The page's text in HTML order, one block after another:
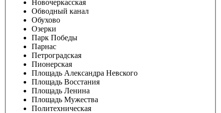
Новочеркасская
Обводный канал
Обухово
Озерки
Парк Победы
Парнас
Петроградская
Пионерская
Площадь Александра Невского
Площадь Восстания
Площадь Ленина
Площадь Мужества
Политехническая